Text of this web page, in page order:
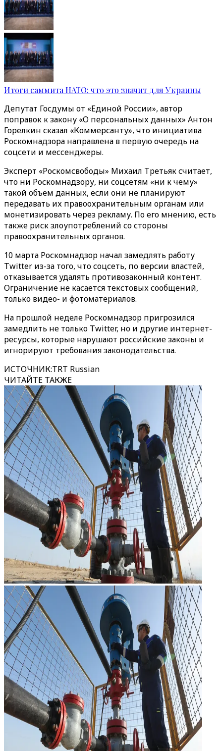
Итоги саммита НАТО: что это значит для Украины
Депутат Госдумы от «Единой России», автор
поправок к закону «О персональных данных» Антон
Горелкин сказал «Коммерсанту», что инициатива
Роскомнадзора направлена в первую очередь на
соцсети и мессенджеры.
Эксперт «Роскомсвободы» Михаил Третьяк считает,
что ни Роскомнадзору, ни соцсетям «ни к чему»
такой объем данных, если они не планируют
передавать их правоохранительным органам или
монетизировать через рекламу. По его мнению, есть
также риск злоупотреблений со стороны
правоохранительных органов.
10 марта Роскомнадзор начал замедлять работу
Twitter из-за того, что соцсеть, по версии властей,
отказывается удалять противозаконный контент.
Ограничение не касается текстовых сообщений,
только видео- и фотоматериалов.
На прошлой неделе Роскомнадзор пригрозился
замедлить не только Twitter, но и другие интернет-
ресурсы, которые нарушают российские законы и
игнорируют требования законодательства.
ИСТОЧНИК:TRT Russian
ЧИТАЙТЕ ТАКЖЕ